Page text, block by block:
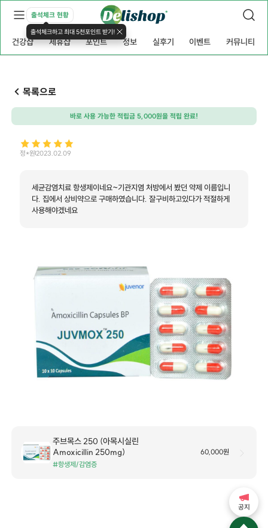
출석체크 현황
출석체크하고 최대 5천포인트 받기!
건강샵 제휴샵 포인트 정보 실후기 이벤트 커뮤니티
목록으로
바로 사용 가능한 적립금 5,000원을 적립 완료!
정*원2023.02.09
세균감염치료 항생제이네요~기관지염 처방에서 봤던 약제 이름입니
다. 집에서 상비약으로 구매하였습니다. 잘구비하고있다가 적절하게
사용해야겠네요
주브목스 250 (아목시실린
Amoxicillin 250mg)
#항생제/감염증
60,000원
공지